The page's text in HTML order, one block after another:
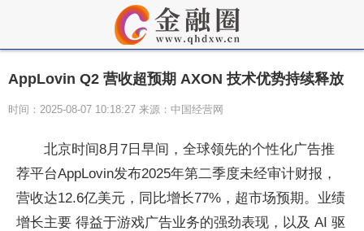
AppLovin Q2 营收超预期 AXON 技术优势持续释放
时间：2025-08-07 10:18:27 来源：中国经营网
北京时间8⽉7⽇早间，全球领先的个性化⼴告推
荐平台AppLovin发布2025年第⼆季度未经审计财报，
营收达12.6亿美元，同⽐增⻓77%，超市场预期。业绩
增⻓主要 得益于游戏⼴告业务的强劲表现，以及 AI 驱